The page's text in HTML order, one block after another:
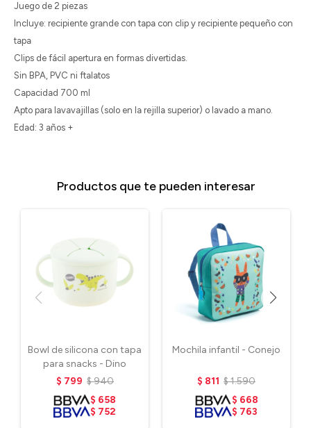
Juego de 2 piezas
Incluye: recipiente grande con tapa con clip y recipiente pequeño con
tapa
Clips de fácil apertura en formas divertidas.
Sin BPA, PVC ni ftalatos
Capacidad 700 ml
Apto para lavavajillas (solo en la rejilla superior) o lavado a mano.
Edad: 3 años +
Productos que te pueden interesar
Bowl de silicona con tapa
para snacks - Dino
$ 799 $940
$ 658
$ 752
Mochila infantil - Conejo
$ 811 $1.590
$ 668
$ 763